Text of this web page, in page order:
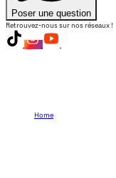
Poser une question
Retrouvez-nous sur nos réseaux !
Home